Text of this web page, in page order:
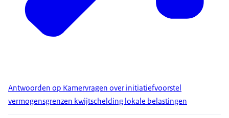
Antwoorden op Kamervragen over initiatiefvoorstel
vermogensgrenzen kwijtschelding lokale belastingen